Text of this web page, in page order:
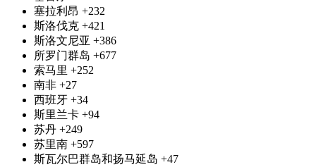
塞拉利昂 +232
斯洛伐克 +421
斯洛文尼亚 +386
所罗门群岛 +677
索马里 +252
南非 +27
西班牙 +34
斯里兰卡 +94
苏丹 +249
苏里南 +597
斯瓦尔巴群岛和扬马延岛 +47